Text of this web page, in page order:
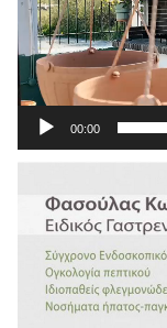
00:00